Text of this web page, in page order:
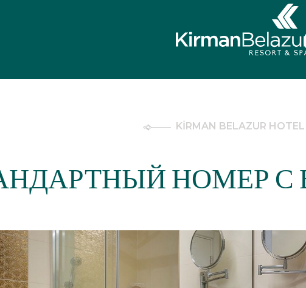
KİRMAN BELAZUR HOTEL
НОМЕР